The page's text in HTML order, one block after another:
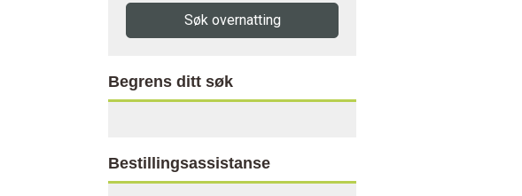
Søk overnatting
Begrens ditt søk
Bestillingsassistanse